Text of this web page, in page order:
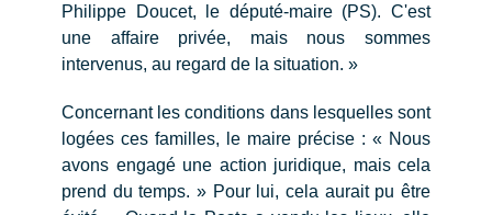
Philippe Doucet, le député-maire (PS). C'est
une affaire privée, mais nous sommes
intervenus, au regard de la situation. »
Concernant les conditions dans lesquelles sont
logées ces familles, le maire précise : « Nous
avons engagé une action juridique, mais cela
prend du temps. » Pour lui, cela aurait pu être